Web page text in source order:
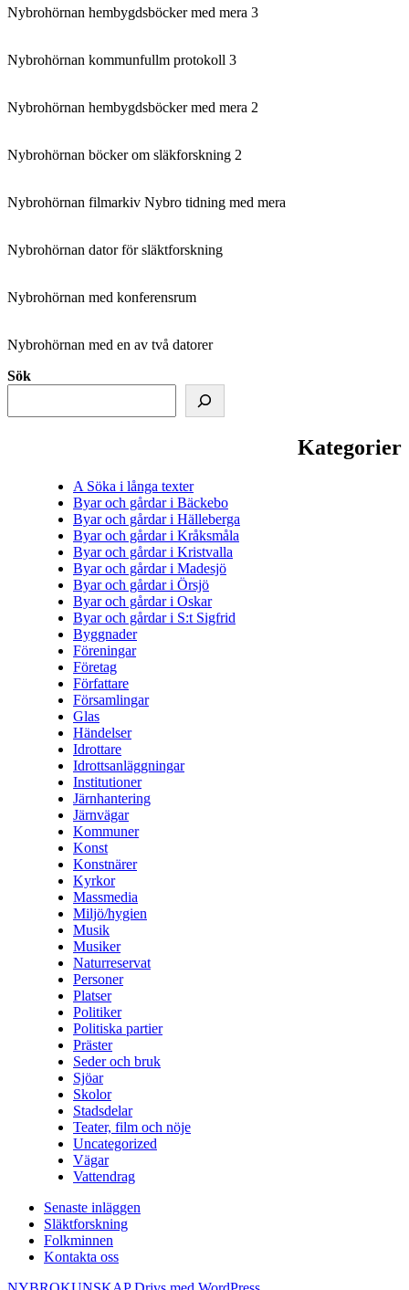
Nybrohörnan hembygdsböcker med mera 3
Nybrohörnan kommunfullm protokoll 3
Nybrohörnan hembygdsböcker med mera 2
Nybrohörnan böcker om släkforskning 2
Nybrohörnan filmarkiv Nybro tidning med mera
Nybrohörnan dator för släktforskning
Nybrohörnan med konferensrum
Nybrohörnan med en av två datorer
Sök
Kategorier
A Söka i långa texter
Byar och gårdar i Bäckebo
Byar och gårdar i Hälleberga
Byar och gårdar i Kråksmåla
Byar och gårdar i Kristvalla
Byar och gårdar i Madesjö
Byar och gårdar i Örsjö
Byar och gårdar i Oskar
Byar och gårdar i S:t Sigfrid
Byggnader
Föreningar
Företag
Författare
Församlingar
Glas
Händelser
Idrottare
Idrottsanläggningar
Institutioner
Järnhantering
Järnvägar
Kommuner
Konst
Konstnärer
Kyrkor
Massmedia
Miljö/hygien
Musik
Musiker
Naturreservat
Personer
Platser
Politiker
Politiska partier
Präster
Seder och bruk
Sjöar
Skolor
Stadsdelar
Teater, film och nöje
Uncategorized
Vägar
Vattendrag
Senaste inläggen
Släktforskning
Folkminnen
Kontakta oss